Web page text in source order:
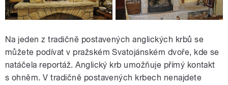
Na jeden z tradičně postavených anglických krbů se
můžete podívat v pražském Svatojánském dvoře, kde se
natáčela reportáž. Anglický krb umožňuje přímý kontakt
s ohněm. V tradičně postavených krbech nenajdete